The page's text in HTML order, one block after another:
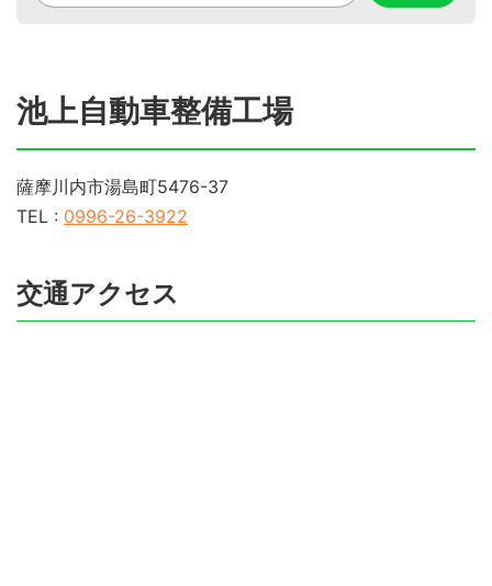
池上自動車整備工場
薩摩川内市湯島町5476-37
TEL : 0996-26-3922
交通アクセス